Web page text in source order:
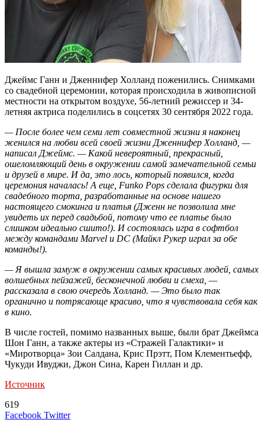
Джеймс Ганн и Дженнифер Холланд поженились. Снимками
со свадебной церемонии, которая происходила в живописной
местности на открытом воздухе, 56-летний режиссер и 34-
летняя актриса поделились в соцсетях 30 сентября 2022 года.
— После более чем семи лет совместной жизни я наконец
женился на любви всей своей жизни Дженнифер Холланд, —
написал Джеймс. — Какой невероятный, прекрасный,
ошеломляющий день в окружении самой замечательной семьи
и друзей в мире. И да, это лось, который появился, когда
церемония началась! А еще, Funko Pops сделала фигурки для
свадебного торта, разработанные на основе нашего
настоящего смокинга и платья (Дженн не позволила мне
увидеть их перед свадьбой, потому что ее платье было
слишком идеально сшито!). И состоялась игра в софтбол
между командами Marvel и DC (Майкл Рукер играл за обе
команды!).
— Я вышла замуж в окружении самых красивых людей, самых
волшебных пейзажей, бесконечной любви и смеха, —
рассказала в свою очередь Холланд. — Это было так
органично и потрясающе красиво, что я чувствовала себя как
в кино.
В числе гостей, помимо названных выше, были брат Джеймса
Шон Ганн, а также актеры из «Стражей Галактики» и
«Миротворца» Зои Салдана, Крис Прэтт, Пом Клементьефф,
Чукуди Ивуджи, Джон Сина, Карен Гиллан и др.
Источник
619
Facebook TwitterLinkedIn
Tumblr
Reddit
Вконтакте
Одноклассники
Skype
Messenger
Messenger
WhatsApp
Telegram
Viber
Line
Поделиться
Печатать